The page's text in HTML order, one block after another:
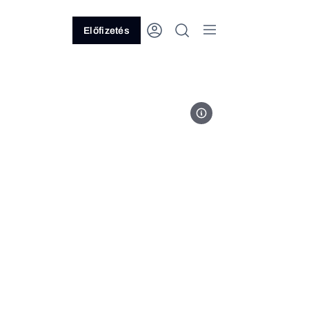
Előfizetés
Fotó: MTI/EPA/Filip Singer